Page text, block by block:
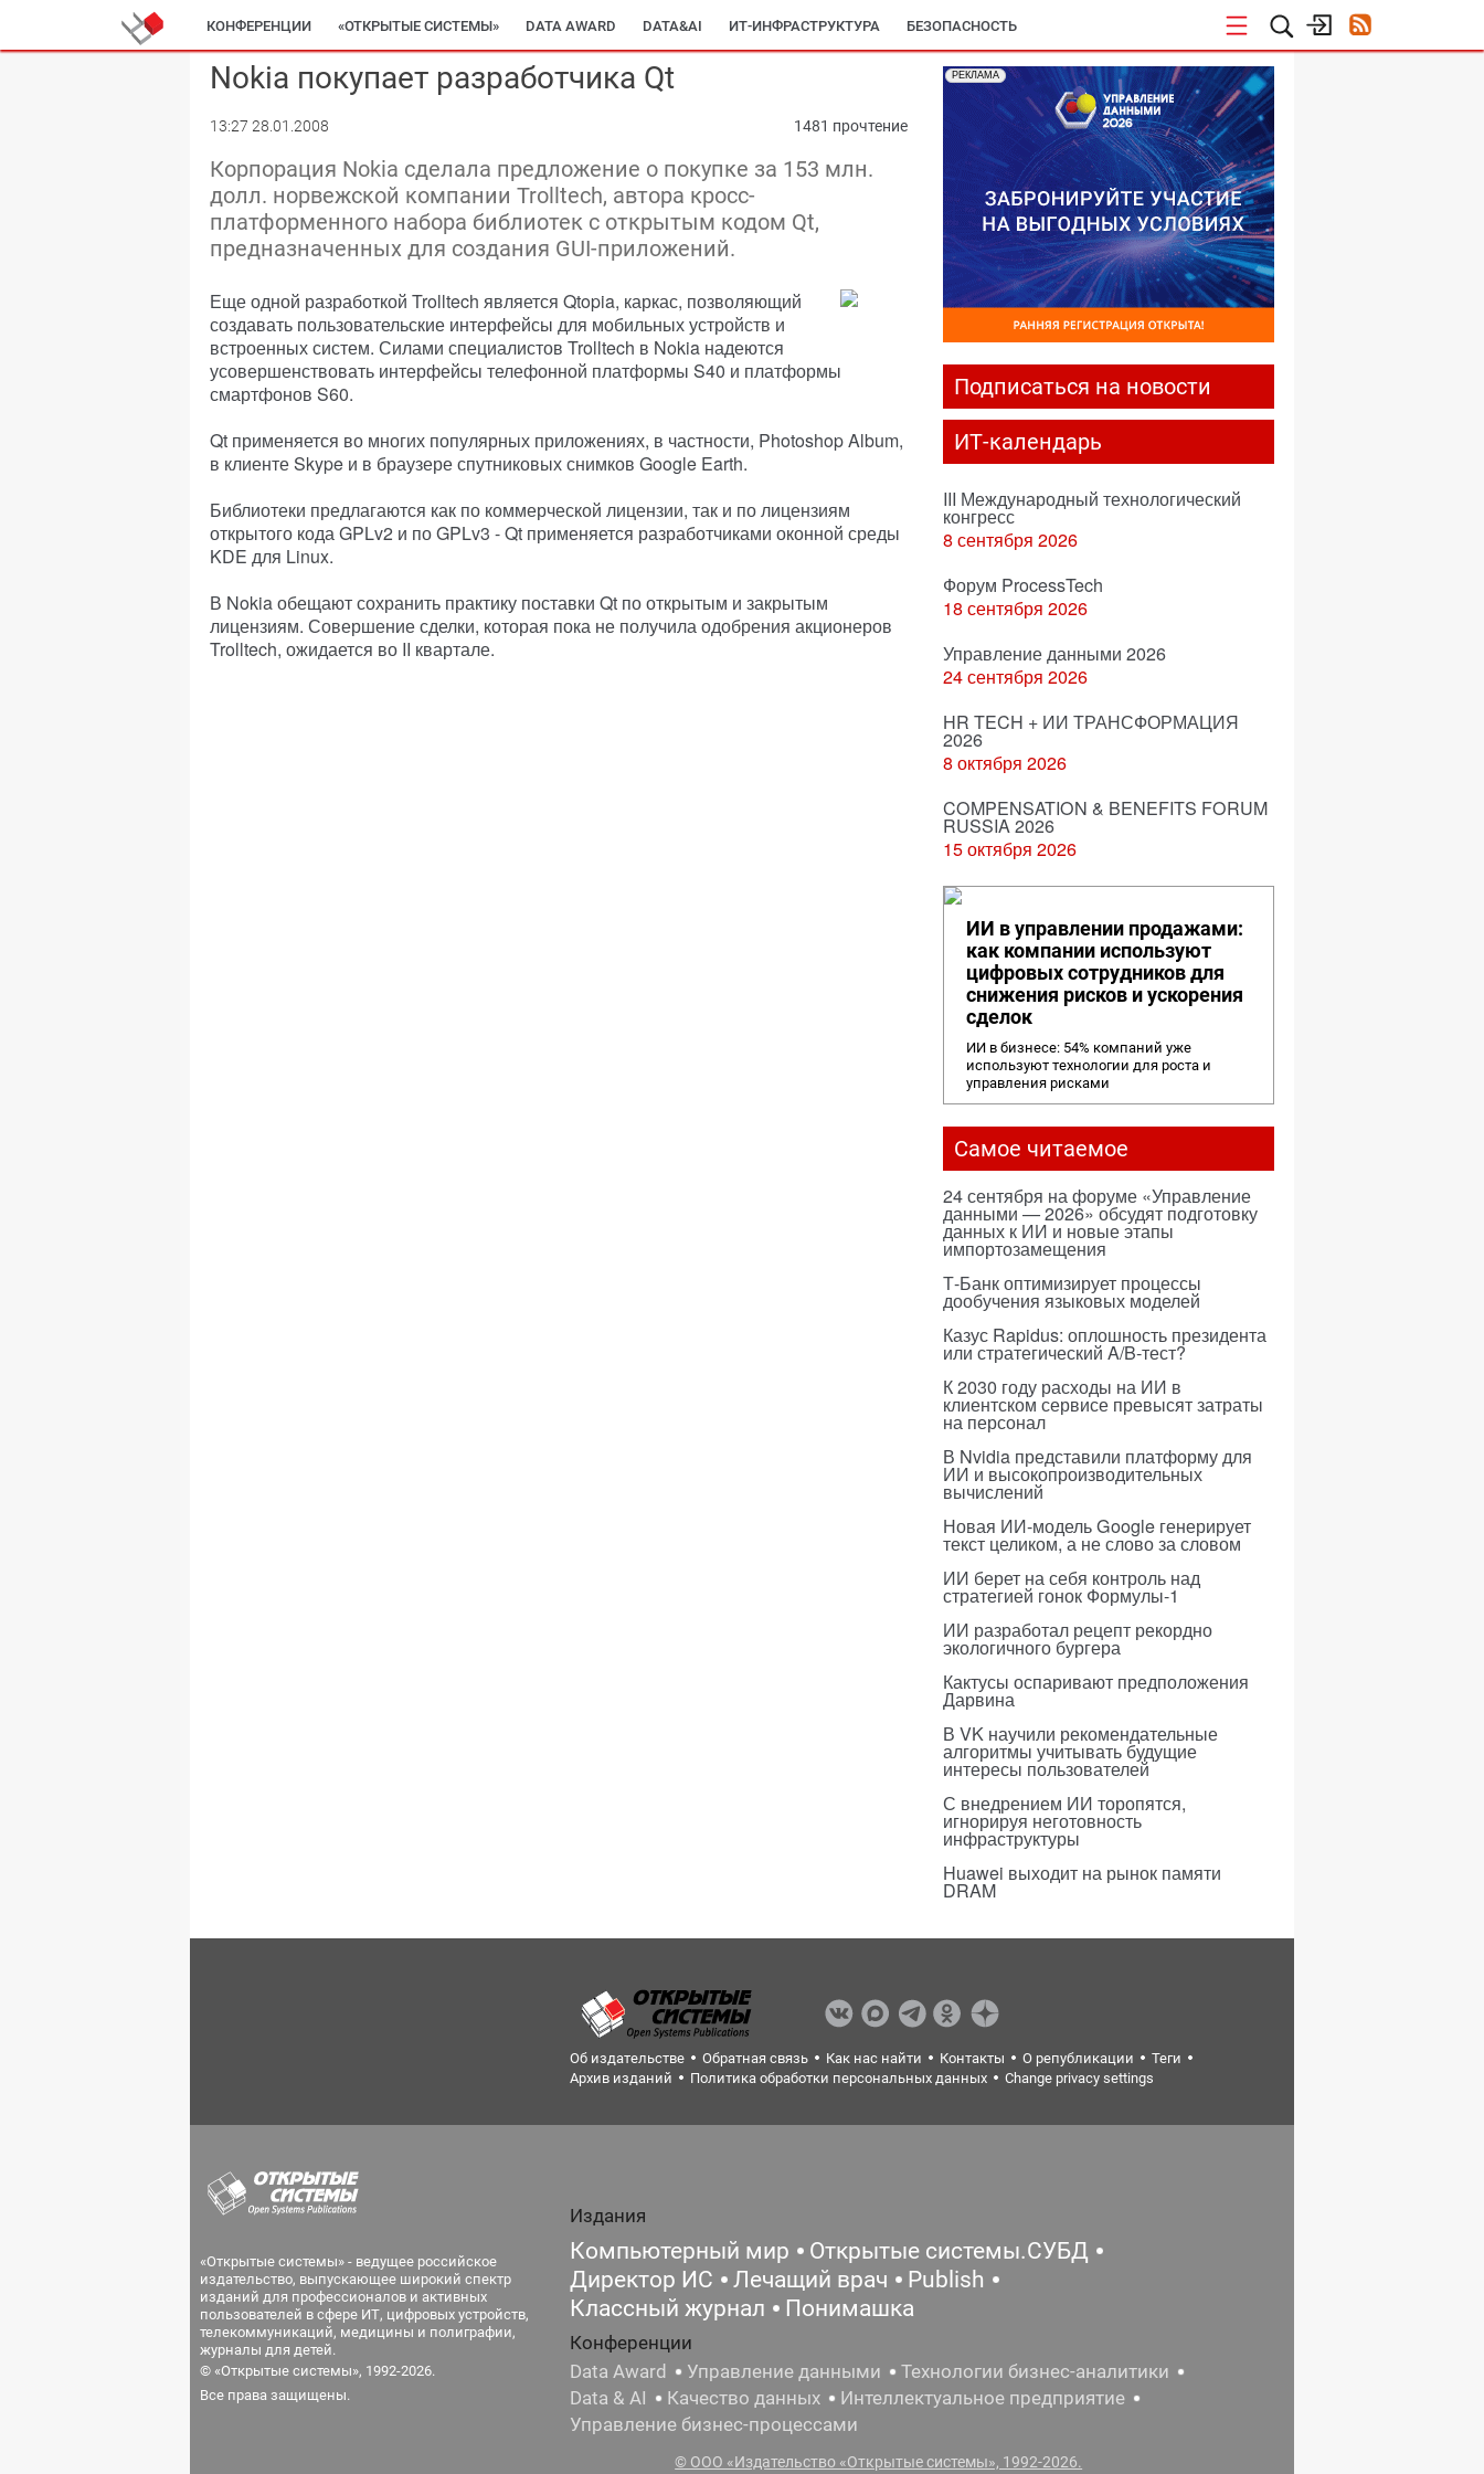
КОНФЕРЕНЦИИ «ОТКРЫТЫЕ СИСТЕМЫ» DATA AWARD DATA&AI ИТ-ИНФРАСТРУКТУРА БЕЗОПАСНОСТЬ
Nokia покупает разработчика Qt
13:27 28.01.2008 1481 прочтение
Корпорация Nokia сделала предложение о покупке за 153 млн.
долл. норвежской компании Trolltech, автора кросс-
платформенного набора библиотек с открытым кодом Qt,
предназначенных для создания GUI-приложений.
Еще одной разработкой Trolltech является Qtopia, каркас, позволяющий
создавать пользовательские интерфейсы для мобильных устройств и
встроенных систем. Силами специалистов Trolltech в Nokia надеются
усовершенствовать интерфейсы телефонной платформы S40 и платформы
смартфонов S60.
Qt применяется во многих популярных приложениях, в частности, Photoshop Album,
в клиенте Skype и в браузере спутниковых снимков Google Earth.
Библиотеки предлагаются как по коммерческой лицензии, так и по лицензиям
открытого кода GPLv2 и по GPLv3 - Qt применяется разработчиками оконной среды
KDE для Linux.
В Nokia обещают сохранить практику поставки Qt по открытым и закрытым
лицензиям. Совершение сделки, которая пока не получила одобрения акционеров
Trolltech, ожидается во II квартале.
РЕКЛАМА
Подписаться на новости
ИТ-календарь
III Международный технологический
конгресс
8 сентября 2026
Форум ProcessTech
18 сентября 2026
Управление данными 2026
24 сентября 2026
HR TECH + ИИ ТРАНСФОРМАЦИЯ
2026
8 октября 2026
COMPENSATION & BENEFITS FORUM
RUSSIA 2026
15 октября 2026
ИИ в управлении продажами:
как компании используют
цифровых сотрудников для
снижения рисков и ускорения
сделок
ИИ в бизнесе: 54% компаний уже
используют технологии для роста и
управления рисками
Самое читаемое
24 сентября на форуме «Управление
данными — 2026» обсудят подготовку
данных к ИИ и новые этапы
импортозамещения
Т-Банк оптимизирует процессы
дообучения языковых моделей
Казус Rapidus: оплошность президента
или стратегический A/B-тест?
К 2030 году расходы на ИИ в
клиентском сервисе превысят затраты
на персонал
В Nvidia представили платформу для
ИИ и высокопроизводительных
вычислений
Новая ИИ-модель Google генерирует
текст целиком, а не слово за словом
ИИ берет на себя контроль над
стратегией гонок Формулы-1
ИИ разработал рецепт рекордно
экологичного бургера
Кактусы оспаривают предположения
Дарвина
В VK научили рекомендательные
алгоритмы учитывать будущие
интересы пользователей
С внедрением ИИ торопятся,
игнорируя неготовность
инфраструктуры
Huawei выходит на рынок памяти
DRAM
Об издательстве Обратная связь Как нас найти Контакты О републикации
Теги
Архив изданий
Политика обработки персональных данных Change privacy settings
«Открытые системы» - ведущее российское
издательство, выпускающее широкий спектр
изданий для профессионалов и активных
пользователей в сфере ИТ, цифровых устройств,
телекоммуникаций, медицины и полиграфии,
журналы для детей.
© «Открытые системы», 1992-2026.
Все права защищены.
Издания
Компьютерный мир
Открытые системы.СУБД
Директор ИС
Лечащий врач
Publish
Классный журнал
Понимашка
Конференции
Data Award
Управление данными
Технологии бизнес-аналитики
Data & AI
Качество данных
Интеллектуальное предприятие
Управление бизнес-процессами
© ООО «Издательство «Открытые системы», 1992-2026.